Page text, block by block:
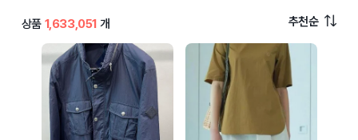
상품 1,633,051 개 추천순